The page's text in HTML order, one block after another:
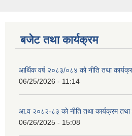
बजेट तथा कार्यक्रम
आर्थिक वर्ष २०८३/०८४ को नीति तथा
06/25/2026 - 11:14
आ.व २०८२-८३ को नीति तथा कार्यक्रम
06/26/2025 - 15:08